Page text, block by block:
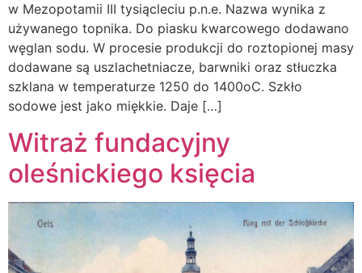
w Mezopotamii III tysiącleciu p.n.e. Nazwa wynika z
używanego topnika. Do piasku kwarcowego dodawano
węglan sodu. W procesie produkcji do roztopionej masy
dodawane są uszlachetniacze, barwniki oraz stłuczka
szklana w temperaturze 1250 do 1400oC. Szkło
sodowe jest jako miękkie. Daje […]
Witraż fundacyjny
oleśnickiego księcia